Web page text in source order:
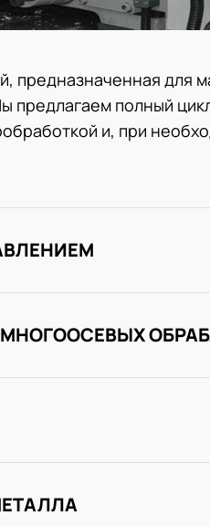
предназначенная для
предлагаем полный
и, при